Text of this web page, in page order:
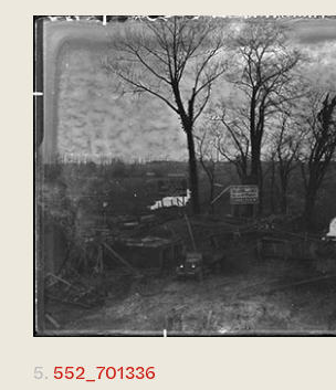
5. 552_701336